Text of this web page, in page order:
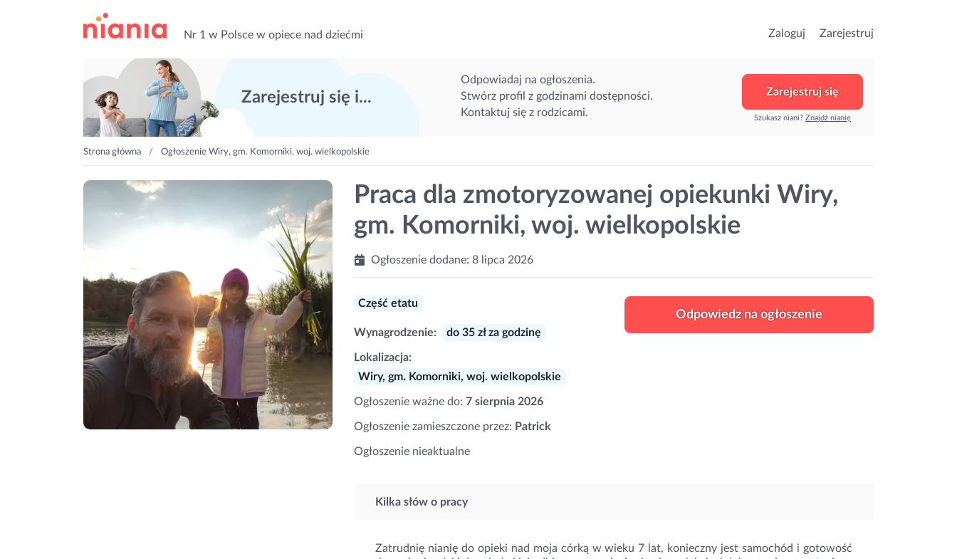
Nr 1 w Polsce w opiece nad dziećmi Zaloguj Zarejestruj
Zarejestruj się i...
Odpowiadaj na ogłoszenia.
Stwórz profil z godzinami dostępności.
Kontaktuj się z rodzicami.
Zarejestruj się
Szukasz niani? Znajdź nianię
Strona główna Ogłoszenie Wiry, gm. Komorniki, woj. wielkopolskie
Praca dla zmotoryzowanej opiekunki Wiry,
gm. Komorniki, woj. wielkopolskie
Ogłoszenie dodane: 8 lipca 2026
Część etatu
Wynagrodzenie: do 35 zł za godzinę
Lokalizacja:
Wiry, gm. Komorniki, woj. wielkopolskie
Ogłoszenie ważne do: 7 sierpnia 2026
Ogłoszenie zamieszczone przez: Patrick
Ogłoszenie nieaktualne
Odpowiedz na ogłoszenie
Kilka słów o pracy
Zatrudnię nianię do opieki nad moja córką w wieku 7 lat, konieczny jest samochód i gotowość